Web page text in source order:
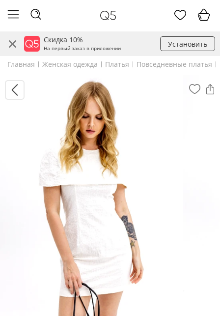
Скидка 10%
На первый заказ в приложении Установить
Главная Женская одежда Платья Повседневные платья